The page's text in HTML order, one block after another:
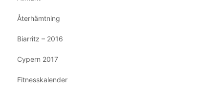
Återhämtning
Biarritz – 2016
Cypern 2017
Fitnesskalender